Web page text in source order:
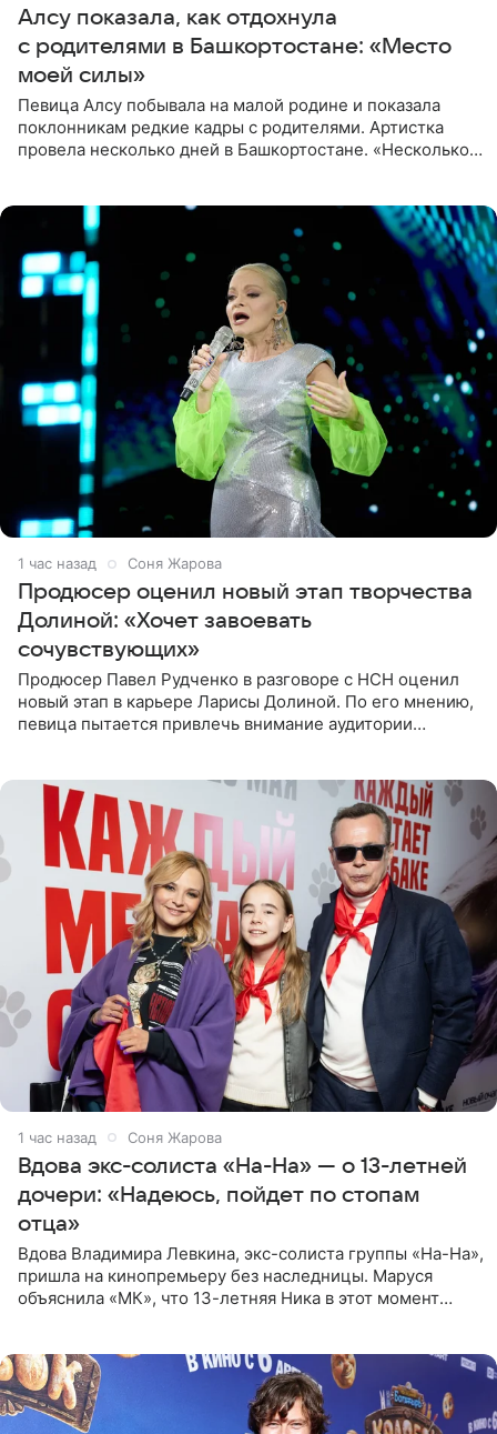
Алсу показала, как отдохнула
с родителями в Башкортостане: «Место
моей силы»
Певица Алсу побывала на малой родине и показала
поклонникам редкие кадры с родителями. Артистка
провела несколько дней в Башкортостане. «Несколько
1 час назад Соня Жарова
Продюсер оценил новый этап творчества
Долиной: «Хочет завоевать
сочувствующих»
Продюсер Павел Рудченко в разговоре с НСН оценил
новый этап в карьере Ларисы Долиной. По его мнению,
певица пытается привлечь внимание аудитории
1 час назад Соня Жарова
Вдова экс-солиста «На-На» — о 13-летней
дочери: «Надеюсь, пойдет по стопам
отца»
Вдова Владимира Левкина, экс-солиста группы «На-На»,
пришла на кинопремьеру без наследницы. Маруся
объяснила «МК», что 13-летняя Ника в этот момент